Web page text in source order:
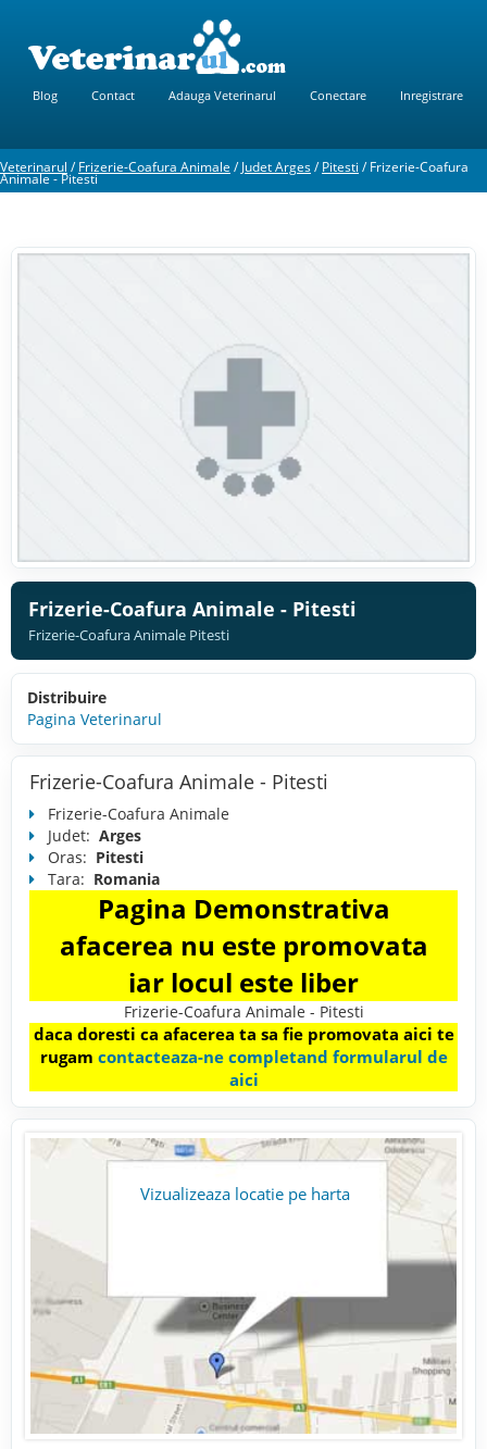
Blog Contact Adauga Veterinarul Conectare Inregistrare
Veterinarul /Frizerie-Coafura Animale /Judet Arges/Pitesti /Frizerie-Coafura
Animale - Pitesti
Frizerie-Coafura Animale - Pitesti
Frizerie-Coafura Animale Pitesti
Distribuire
Pagina Veterinarul
Frizerie-Coafura Animale - Pitesti
Frizerie-Coafura Animale
Judet: Arges
Oras: Pitesti
Tara: Romania
Pagina Demonstrativa
afacerea nu este promovata
iar locul este liber
Frizerie-Coafura Animale - Pitesti
daca doresti ca afacerea ta sa fie promovata aici te
rugam contacteaza-ne completand formularul de
aici
Vizualizeaza locatie pe harta